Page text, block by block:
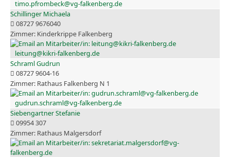
timo.pfrombeck@vg-falkenberg.de
Schillinger Michaela
08727 9676040
Kinderkrippe Falkenberg
leitung@kikri-falkenberg.de
Schraml Gudrun
08727 9604-16
Rathaus Falkenberg N 1
gudrun.schraml@vg-falkenberg.de
Siebengartner Stefanie
09954 307
Rathaus Malgersdorf